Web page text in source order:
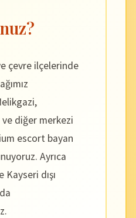
çevre ilçelerinde
diğer merkezi
escort bayan
Ayrıca
dışı